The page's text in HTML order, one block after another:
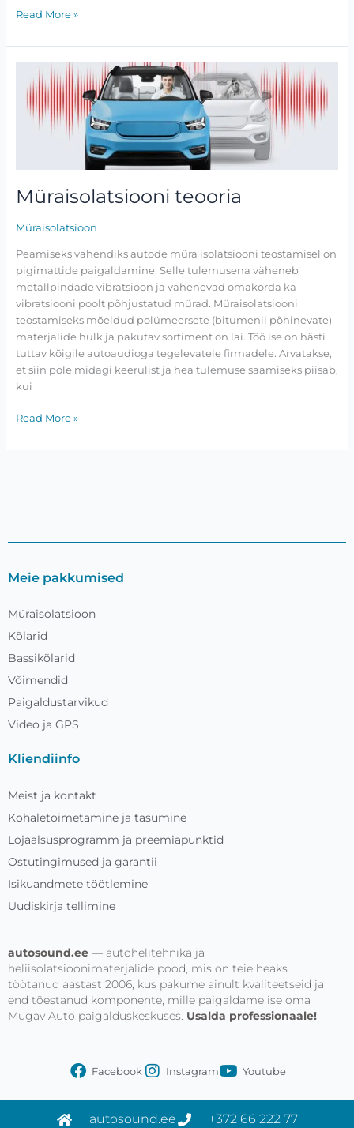
Read More »
Müraisolatsiooni teooria
Müraisolatsioon
Peamiseks vahendiks autode müra isolatsiooni teostamisel on
pigimattide paigaldamine. Selle tulemusena väheneb
metallpindade vibratsioon ja vähenevad omakorda ka
vibratsiooni poolt põhjustatud mürad. Müraisolatsiooni
teostamiseks mõeldud polümeersete (bitumenil põhinevate)
materjalide hulk ja pakutav sortiment on lai. Töö ise on hästi
tuttav kõigile autoaudioga tegelevatele firmadele. Arvatakse,
et siin pole midagi keerulist ja hea tulemuse saamiseks piisab,
kui
Müraisolatsiooni
teooria
Read More »
Meie pakkumised
Müraisolatsioon
Kõlarid
Bassikõlarid
Võimendid
Paigaldustarvikud
Video ja GPS
Kliendiinfo
Meist ja kontakt
Kohaletoimetamine ja tasumine
Lojaalsusprogramm ja preemiapunktid
Ostutingimused ja garantii
Isikuandmete töötlemine
Uudiskirja tellimine
autosound.ee — autohelitehnika ja
heliisolatsioonimaterjalide pood, mis on teie heaks
töötanud aastast 2006, kus pakume ainult kvaliteetseid ja
end tõestanud komponente, mille paigaldame ise oma
Mugav Auto paigalduskeskuses. Usalda professionaale!
Facebook Instagram Youtube
autosound.ee +372 66 222 77